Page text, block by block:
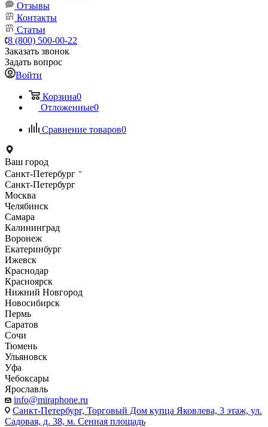
Отзывы
Контакты
Статьи
8 (800) 500-00-22
Заказать звонок
Задать вопрос
Войти
Корзина0
Отложенные0
Сравнение товаров0
Ваш город
Санкт-Петербург
Санкт-Петербург
Москва
Челябинск
Самара
Калининград
Воронеж
Екатеринбург
Ижевск
Краснодар
Красноярск
Нижний Новгород
Новосибирск
Пермь
Саратов
Сочи
Тюмень
Ульяновск
Уфа
Чебоксары
Ярославль
info@miraphone.ru
Санкт-Петербург, Торговый Дом купца Яковлева, 3 этаж, ул.
Садовая, д. 38, м. Сенная площадь